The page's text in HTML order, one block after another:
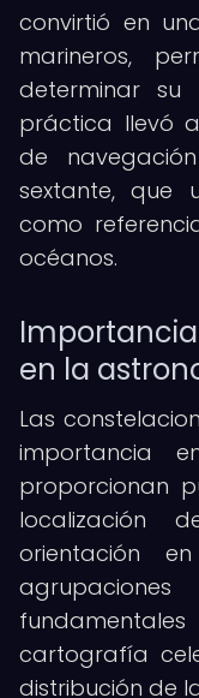
convirtió en
marineros,
determinar su
práctica llevó
de
sextante, que
como
océanos.
en la
Las
importancia
proporcionan
localización
orientación
cartografía
distribución de